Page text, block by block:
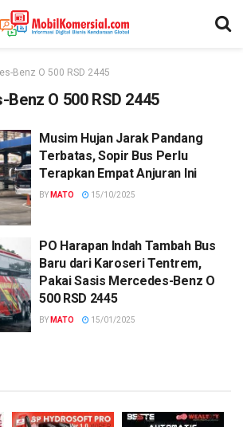
Benz O 500 RSD 2445
O 500 RSD 2445
Musim Hujan Jarak Pandang
Terbatas, Sopir Bus Perlu
Terapkan Empat Anjuran Ini
BY MATO 15/10/2025
PO Harapan Indah Tambah Bus
Baru dari Karoseri Tentrem,
Pakai Sasis Mercedes-Benz O
500 RSD 2445
BY MATO 15/01/2025